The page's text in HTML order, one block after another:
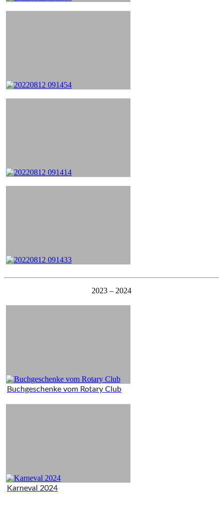
2023 – 2024
Buchgeschenke vom Rotary Club
Karneval 2024